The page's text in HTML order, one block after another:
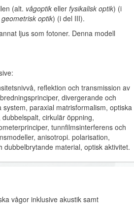
(alt. vågoptikeller fysikalisk optik) (i
geometrisk optik) (i del III).
ljus som fotoner. Denna modell
reflektion och transmission av
divergerande och
paraxial matrisformalism, optiska
cirkulär öppning,
tunnfilmsinterferens och
anisotropi. polarisation,
material, optisk aktivitet.
vågor inklusive akustik samt